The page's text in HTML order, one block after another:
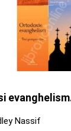
Nassif